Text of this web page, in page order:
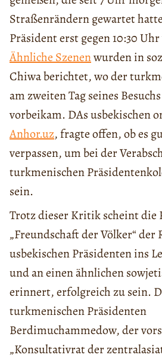
Straßenrändern gewartet
Präsident erst gegen 10:30
Ähnliche Szenenwurden in
Chiwa berichtet, wo der
am zweiten Tag seines
vorbeikam. DAs usbekischen
Anhor.uz, fragte offen, ob es
verpassen, um bei der
turkmenischen
sein.
Trotz dieser Kritik scheint die
„Freundschaft der Völker“ der
usbekischen Präsidenten ins
und an einen ähnlichen
erinnert, erfolgreich zu sein.
turkmenischen Präsidenten
Berdimuchammedow, der
„Konsultativrat der